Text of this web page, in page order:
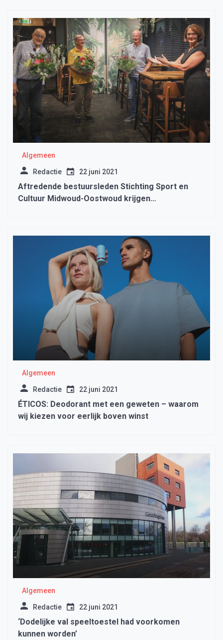
Algemeen
Redactie 22 juni 2021
Aftredende bestuursleden Stichting Sport en
Cultuur Midwoud-Oostwoud krijgen
Algemeen
Redactie 22 juni 2021
ÉTICOS: Deodorant met een geweten – waarom
wij kiezen voor eerlijk boven winst
Algemeen
Redactie 22 juni 2021
‘Dodelijke val speeltoestel had voorkomen
kunnen worden’